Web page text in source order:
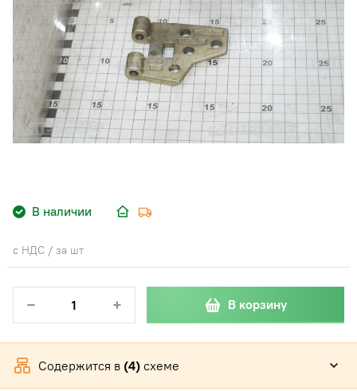
В наличии
с НДС / за шт
− + В корзину
Содержится в (4) схеме